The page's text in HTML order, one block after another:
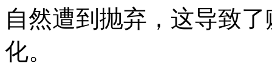
自然遭到抛弃，这导致
化。